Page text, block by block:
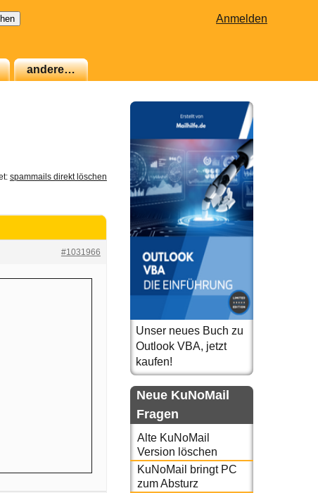
Anmelden
andere…
spammails direkt löschen
#1031966
Unser neues Buch zu
Outlook VBA, jetzt
kaufen!
Neue KuNoMail
Fragen
Alte KuNoMail
Version löschen
KuNoMail bringt PC
zum Absturz